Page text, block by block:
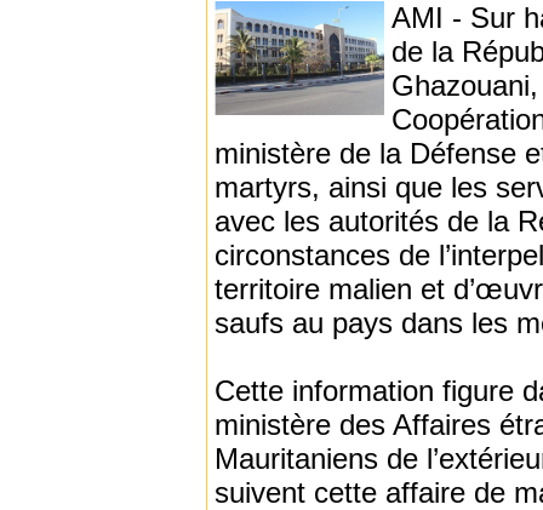
AMI - Sur
de la
ministère de la Défense
martyrs, ainsi que les
avec les autorités de la
circonstances de
territoire malien et
saufs au pays dans les
Cette information figure
ministère des Affaires
Mauritaniens de
suivent cette affaire de